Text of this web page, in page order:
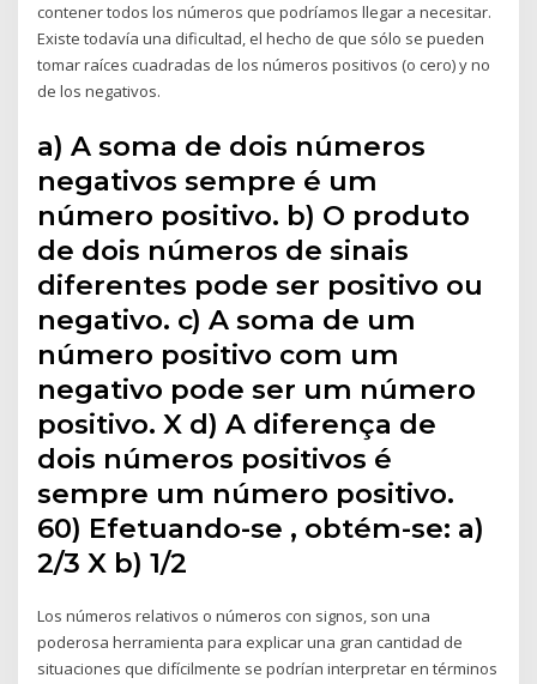
contener todos los números que podríamos llegar a necesitar.
Existe todavía una dificultad, el hecho de que sólo se pueden
tomar raíces cuadradas de los números positivos (o cero) y no
de los negativos.
a) A soma de dois números
negativos sempre é um
número positivo. b) O produto
de dois números de sinais
diferentes pode ser positivo ou
negativo. c) A soma de um
número positivo com um
negativo pode ser um número
positivo. X d) A diferença de
dois números positivos é
sempre um número positivo.
60) Efetuando-se , obtém-se: a)
2/3 X b) 1/2
Los números relativos o números con signos, son una
poderosa herramienta para explicar una gran cantidad de
situaciones que difícilmente se podrían interpretar en términos